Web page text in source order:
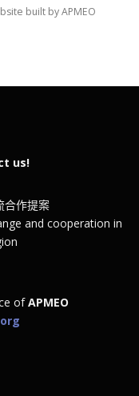
built by APMEO
us!
合作提案
and cooperation in
ofAPMEO